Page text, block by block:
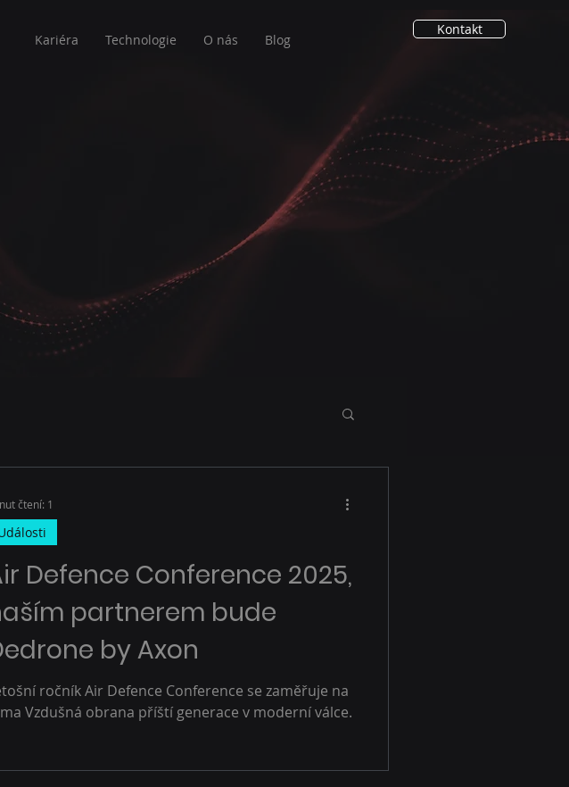
Kariéra Technologie O nás Blog
Kontakt
Defence Conference 2025,
partnerem bude
by Axon
ročník Air Defence Conference se zaměřuje na
Vzdušná obrana příští generace v moderní válce.
čtení: 1